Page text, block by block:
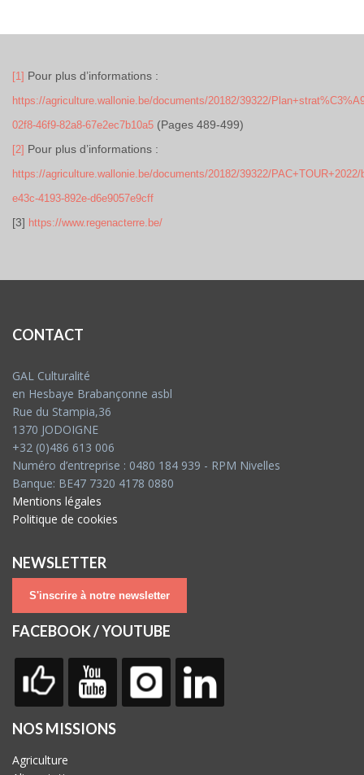
[1] Pour plus d’informations :
https://agriculture.wallonie.be/documents/20182/39322/
02f8-46f9-82a8-67e2ec7b10a5 (Pages 489-499)
[2] Pour plus d’informations :
https://agriculture.wallonie.be/documents/20182/39322/PAC+TOUR+2022/
e43c-4193-892e-d6e9057e9cff
[3] https://www.regenacterre.be/
CONTACT
GAL Culturalité
en Hesbaye Brabançonne asbl
Rue du Stampia,36
1370 JODOIGNE
+32 (0)486 613 006
Numéro d’entreprise : 0480 184 939 - RPM Nivelles
Banque: BE47 7320 4178 0880
Mentions légales
Politique de cookies
NEWSLETTER
S'inscrire à notre newsletter
FACEBOOK / YOUTUBE
NOS MISSIONS
Agriculture